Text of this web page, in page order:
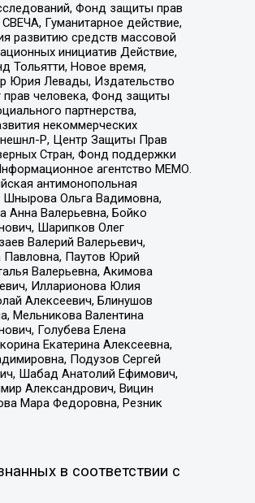
Фонд защиты прав
Гуманитарное действие,
развитию средств массовой
инициатив Действие,
Тольятти, Новое время,
Юрия Левады, Издательство
человека, Фонд защиты
партнерства,
некоммерческих
Р, Центр Защиты Прав
Стран, Фонд поддержки
агентство МЕМО.
антимонопольная
Шнырова Ольга Вадимовна,
Анна Валерьевна, Бойко
Шарипков Олег
Валерий Валерьевич,
Павловна, Паутов Юрий
Валерьевна, Акимова
Илларионова Юлия
Алексеевич, Блинушов
Мельникова Валентина
Голубева Елена
Екатерина Алексеевна,
Подузов Сергей
Шабад Анатолий Ефимович,
Александрович, Вицин
Мара Федоровна, Резник
в соответствии с